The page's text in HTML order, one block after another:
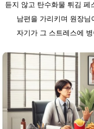
듣지 않고 탄수화물 튀김 페
남편을 가리키며 원장
자기가 그 스트레스에